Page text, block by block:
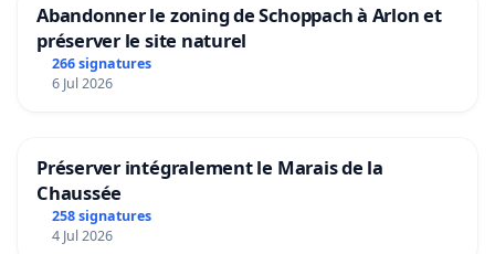
Abandonner le zoning de Schoppach à Arlon et
préserver le site naturel
266 signatures
6 Jul 2026
Préserver intégralement le Marais de la
Chaussée
258 signatures
4 Jul 2026